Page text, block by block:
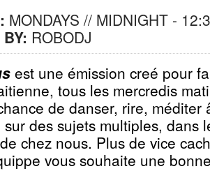
MONDAYS // MIDNIGHT -
ROBODJ
est une émission creé pour
tous les mercredis
de danser, rire, méditer
des sujets multiples, dans
chez nous. Plus de vice
vous souhaite une